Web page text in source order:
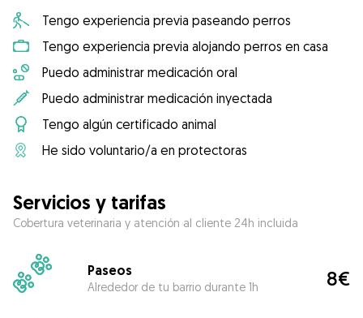
Tengo experiencia previa paseando perros
Tengo experiencia previa alojando perros en casa
Puedo administrar medicación oral
Puedo administrar medicación inyectada
Tengo algún certificado animal
He sido voluntario/a en protectoras
Servicios y tarifas
Cobertura veterinaria y atención al cliente 24h incluida
Paseos
Alrededor de tu barrio durante 1h 8€